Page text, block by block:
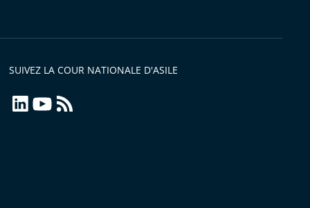
SUIVEZ LA COUR NATIONALE D'ASILE
linkedinyoutube
Flux
RSS